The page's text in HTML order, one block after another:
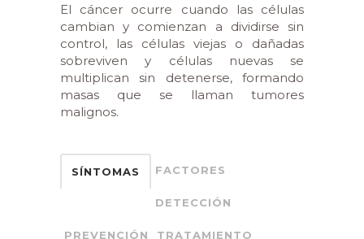
El cáncer ocurre cuando las células
cambian y comienzan a dividirse sin
control, las células viejas o dañadas
sobreviven y células nuevas se
multiplican sin detenerse, formando
masas que se llaman tumores
malignos.
SÍNTOMAS FACTORES
DETECCIÓN
PREVENCIÓN TRATAMIENTO